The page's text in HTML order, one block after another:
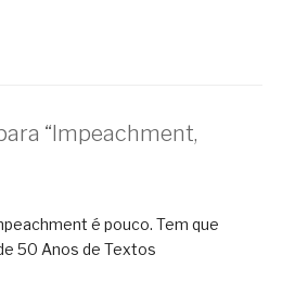
“Impeachment,
é pouco. Tem que
50 Anos de Textos